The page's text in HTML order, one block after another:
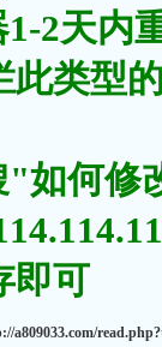
2天内
此类型
"如何修
即可
a809033.com/